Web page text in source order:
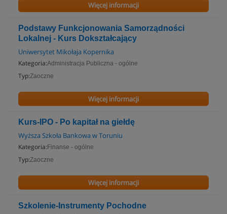
Więcej informacji
Podstawy Funkcjonowania Samorządności
Lokalnej - Kurs Dokształcający
Uniwersytet Mikołaja Kopernika
Kategoria:Administracja Publiczna - ogólne
Typ:Zaoczne
Więcej informacji
Kurs-IPO - Po kapitał na giełdę
Wyższa Szkoła Bankowa w Toruniu
Kategoria: Finanse - ogólne
Typ:Zaoczne
Więcej informacji
Szkolenie-Instrumenty Pochodne